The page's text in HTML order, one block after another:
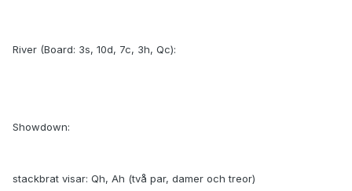
River (Board: 3s, 10d, 7c, 3h, Qc):
Showdown:
stackbrat visar: Qh, Ah (två par, damer och treor)